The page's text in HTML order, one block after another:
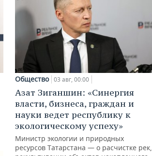
Общество 03 авг, 00:00
Азат Зиганшин: «Синергия
власти, бизнеса, граждан и
науки ведет республику к
экологическому успеху»
Министр экологии и природных
ресурсов Татарстана — о расчистке рек,